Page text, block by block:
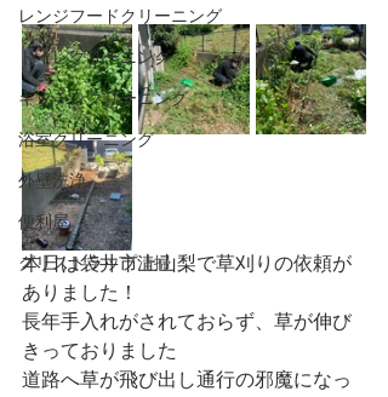
レンジフードクリーニング
トイレクリーニング
キッチンクリーニング
浴室クリーニング
外壁洗浄
便利屋
グリストラップ清掃
本日は袋井市上山梨で草刈りの依頼が
ありました！
長年手入れがされておらず、草が伸び
きっておりました
道路へ草が飛び出し通行の邪魔になっ